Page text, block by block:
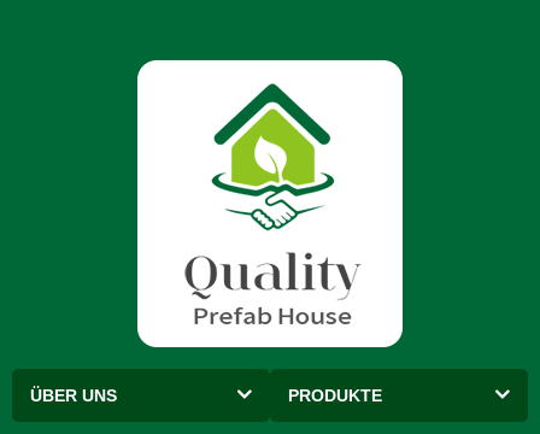
ÜBER UNS PRODUKTE